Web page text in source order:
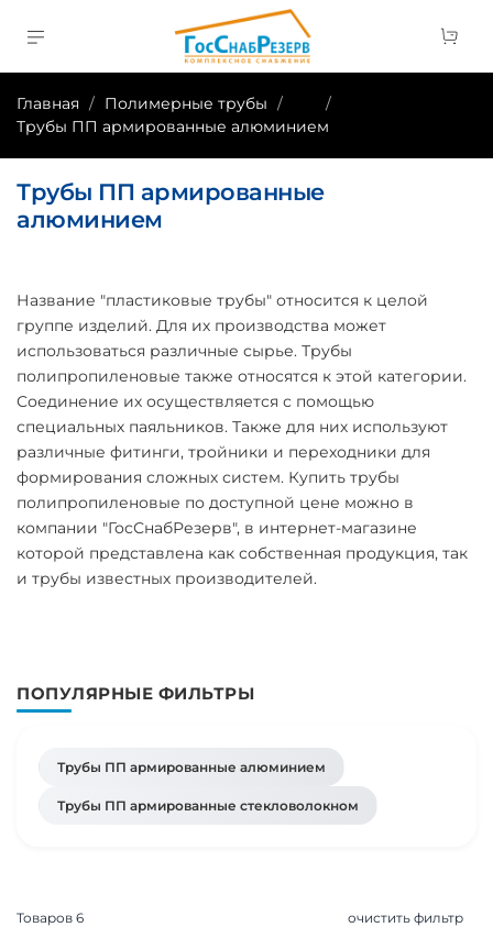
Главная Полимерные трубы
Трубы ПП армированные алюминием
Трубы ПП армированные
алюминием
Название "пластиковые трубы" относится к целой
группе изделий. Для их производства может
использоваться различные сырье. Трубы
полипропиленовые также относятся к этой категории.
Соединение их осуществляется с помощью
специальных паяльников. Также для них используют
различные фитинги, тройники и переходники для
формирования сложных систем. Купить трубы
полипропиленовые по доступной цене можно в
компании "ГосСнабРезерв", в интернет-магазине
которой представлена как собственная продукция, так
и трубы известных производителей.
ПОПУЛЯРНЫЕ ФИЛЬТРЫ
Трубы ПП армированные алюминием
Трубы ПП армированные стекловолокном
Товаров 6 очистить фильтр